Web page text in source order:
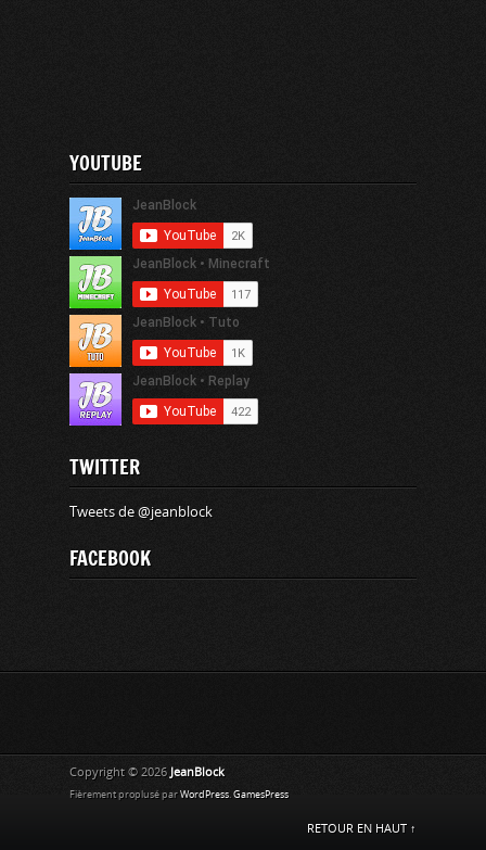
YOUTUBE
TWITTER
Tweets de @jeanblock
FACEBOOK
Copyright © 2026 JeanBlock
Fièrement proplusé par WordPress GamesPress
RETOUR EN HAUT ↑